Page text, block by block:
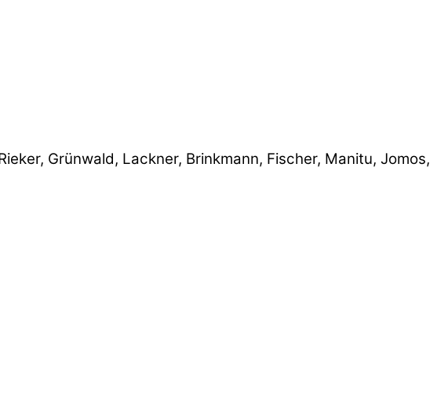
Grünwald, Lackner, Brinkmann, Fischer, Manitu, Jomos,